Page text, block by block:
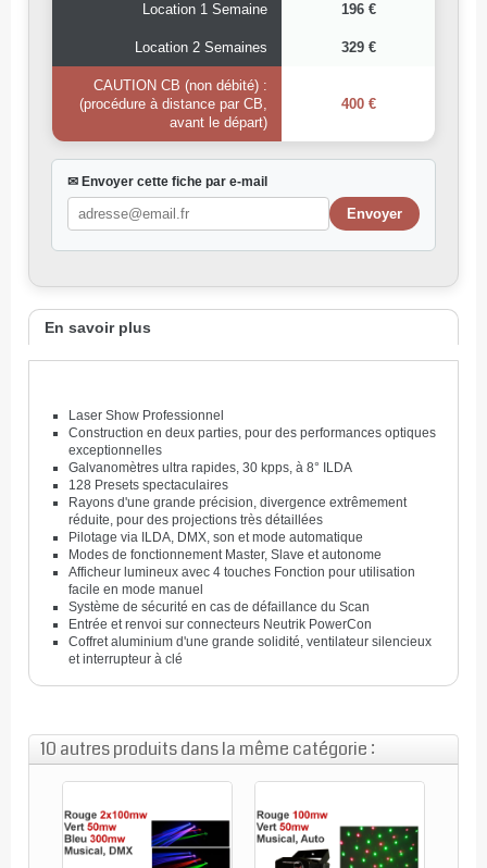
Location 1 Semaine 196 €
Location 2 Semaines 329 €
CAUTION CB (non débité) :
(procédure à distance par CB,
avant le départ)
400 €
✉ Envoyer cette fiche par e-mail
En savoir plus
Laser Show Professionnel
Construction en deux parties, pour des performances optiques
exceptionnelles
Galvanomètres ultra rapides, 30 kpps, à 8° ILDA
128 Presets spectaculaires
Rayons d'une grande précision, divergence extrêmement
réduite, pour des projections très détaillées
Pilotage via ILDA, DMX, son et mode automatique
Modes de fonctionnement Master, Slave et autonome
Afficheur lumineux avec 4 touches Fonction pour utilisation
facile en mode manuel
Système de sécurité en cas de défaillance du Scan
Entrée et renvoi sur connecteurs Neutrik PowerCon
Coffret aluminium d'une grande solidité, ventilateur silencieux
et interrupteur à clé
10 autres produits dans la même catégorie :